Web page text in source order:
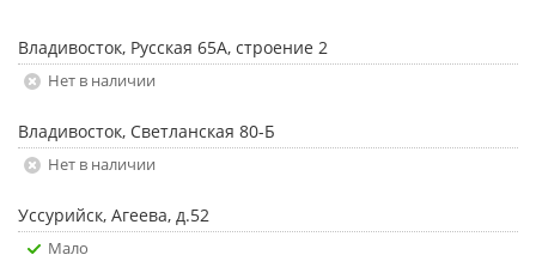
Владивосток, Русская 65А, строение 2
Нет в наличии
Владивосток, Светланская 80-Б
Нет в наличии
Уссурийск, Агеева, д.52
Мало